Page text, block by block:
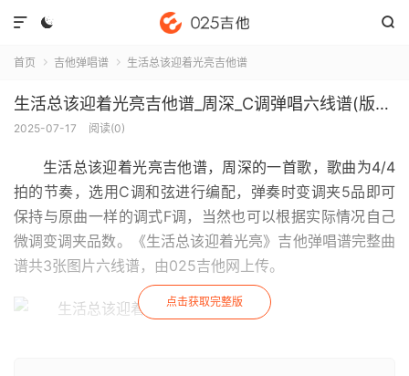
 

首页  吉他弹唱谱  生活总该迎着光亮吉他谱
生活总该迎着光亮吉他谱_周深_C调弹唱六线谱(版本2)
2025-07-17 阅读(0)
生活总该迎着光亮吉他谱，周深的一首歌，歌曲为4/4
拍的节奏，选用C调和弦进行编配，弹奏时变调夹5品即可
保持与原曲一样的调式F调，当然也可以根据实际情况自己
微调变调夹品数。《生活总该迎着光亮》吉他弹唱谱完整曲
谱共3张图片六线谱，由025吉他网上传。
点击获取完整版